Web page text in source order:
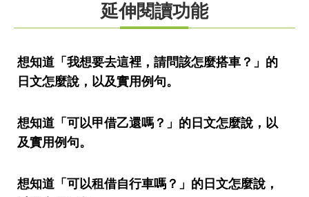
延伸閱讀功能
想知道「我想要去這裡，請問該怎麼搭車？」的
日文怎麼說，以及實用例句。
想知道「可以甲借乙還嗎？」的日文怎麼說，以
及實用例句。
想知道「可以租借自行車嗎？」的日文怎麼說，